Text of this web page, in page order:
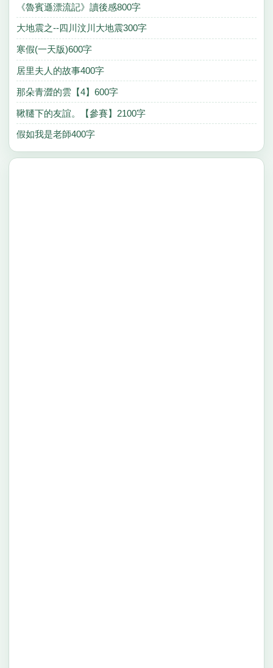
《魯賓遜漂流記》讀後感800字
大地震之--四川汶川大地震300字
寒假(一天版)600字
居里夫人的故事400字
那朵青澀的雲【4】600字
鞦韆下的友誼。【參賽】2100字
假如我是老師400字